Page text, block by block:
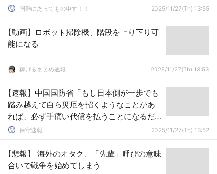
国難にあってもの申す！！ 2025/11/27(Th) 13:55
【動画】ロボット掃除機、階段を上り下り可
能になる
稼げるまとめ速報 2025/11/27(Th) 13:53
【速報】中国国防省「もし日本側が一歩でも
踏み越えて自ら災厄を招くようなことがあ
れば、必ず手痛い代償を払うことになるだ
ろう」保守速報 2025/11/27(Th) 13:52
【悲報】 海外のオタク、「先輩」呼びの意味
合いで戦争を始めてしまう